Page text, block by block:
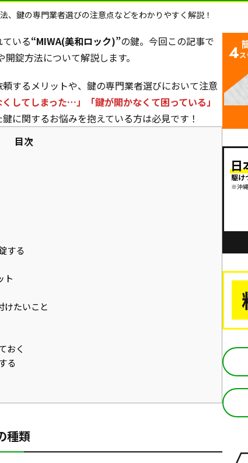
、鍵の専門業者選びの注意点などをわかりやすく解説！
いる“MIWA(美和ロック)”の鍵。今回この記事で
錠方法について解説します。
するメリットや、鍵の専門業者選びにおいて注意
くしてしまった…」「鍵が開かなくて困っている」
鍵に関するお悩みを抱えている方は必見です！
目次
する
ト
けたいこと
おく
る
種類